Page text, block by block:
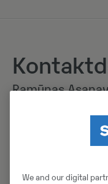
Ramūnas
+370
Parko g. 1A,
We and our digital